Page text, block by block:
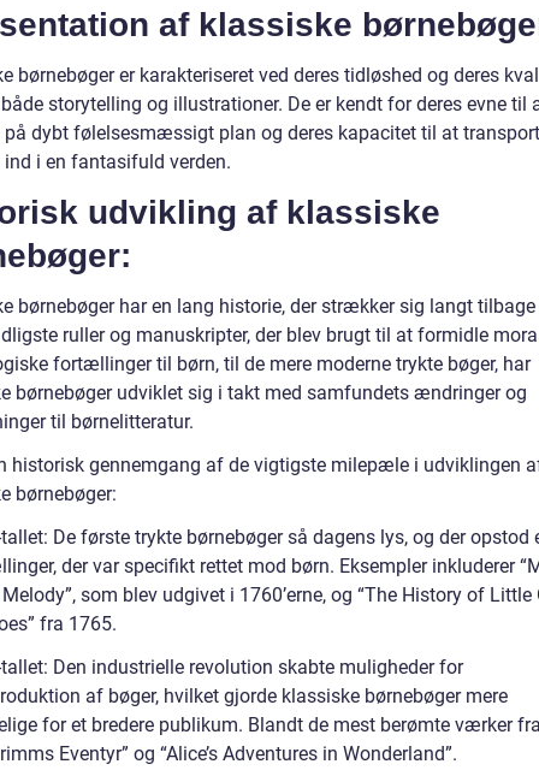
af klassiske
børnebøger er karakteriseret ved deres tidløshed og deres
storytelling og illustrationer. De er kendt for deres evne til
dybt følelsesmæssigt plan og deres kapacitet til at
i en fantasifuld verden.
udvikling af klassiske
børnebøger har en lang historie, der strækker sig langt
ruller og manuskripter, der blev brugt til at formidle
fortællinger til børn, til de mere moderne trykte bøger, har
børnebøger udviklet sig i takt med samfundets ændringer og
til børnelitteratur.
historisk gennemgang af de vigtigste milepæle i udviklingen
børnebøger:
De første trykte børnebøger så dagens lys, og der opstod
der var specifikt rettet mod børn. Eksempler inkluderer
Melody”, som blev udgivet i 1760’erne, og “The History of Little
fra 1765.
Den industrielle revolution skabte muligheder for
af bøger, hvilket gjorde klassiske børnebøger mere
for et bredere publikum. Blandt de mest berømte værker
Eventyr” og “Alice’s Adventures in Wonderland”.